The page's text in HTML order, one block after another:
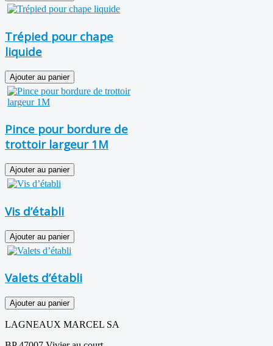
Trépied pour chape
liquide
Pince pour bordure de
trottoir largeur 1M
Vis d’établi
Valets d’établi
LAGNEAUX MARCEL SA